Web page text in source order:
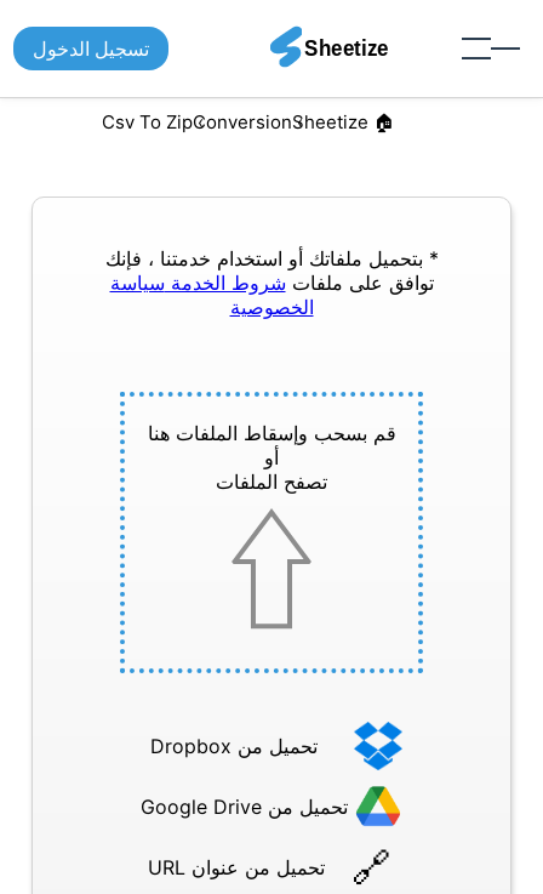
تسجيل الدخول
🏠︎ Sheetize
Conversion
Csv To Zip
* بتحميل ملفاتك أو استخدام خدمتنا ، فإنك
توافق على ملفات شروط الخدمة سياسة
الخصوصية
قم بسحب وإسقاط الملفات هنا
أو
تصفح الملفات
تحميل من Dropbox
تحميل من Google Drive
تحميل من عنوان URL